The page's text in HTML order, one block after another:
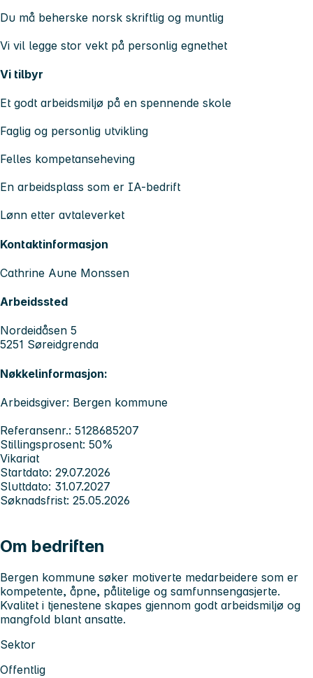
Du må beherske norsk skriftlig og muntlig
Vi vil legge stor vekt på personlig egnethet
Vi tilbyr
Et godt arbeidsmiljø på en spennende skole
Faglig og personlig utvikling
Felles kompetanseheving
En arbeidsplass som er IA-bedrift
Lønn etter avtaleverket
Kontaktinformasjon
Cathrine Aune Monssen
Arbeidssted
Nordeidåsen 5
5251 Søreidgrenda
Nøkkelinformasjon:
Arbeidsgiver: Bergen kommune
Referansenr.: 5128685207
Stillingsprosent: 50%
Vikariat
Startdato: 29.07.2026
Sluttdato: 31.07.2027
Søknadsfrist: 25.05.2026
Om bedriften
Bergen kommune søker motiverte medarbeidere som er
kompetente, åpne, pålitelige og samfunnsengasjerte.
Kvalitet i tjenestene skapes gjennom godt arbeidsmiljø og
mangfold blant ansatte.
Sektor
Offentlig